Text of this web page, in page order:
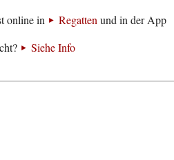
online in Regattenund in der App
Siehe Info